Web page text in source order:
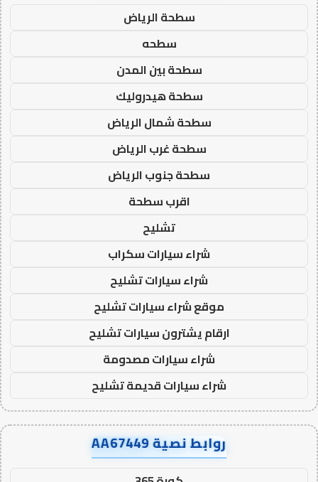
سطحة الرياض
سطحه
سطحة بين المدن
سطحة هيدروليك
سطحة شمال الرياض
سطحة غرب الرياض
سطحة جنوب الرياض
اقرب سطحة
تشليح
شراء سيارات سكراب
شراء سيارات تشليح
موقع شراء سيارات تشليح
ارقام يشترون سيارات تشليح
شراء سيارات مصدومة
شراء سيارات قديمة تشليح
روابط نصية AA67449